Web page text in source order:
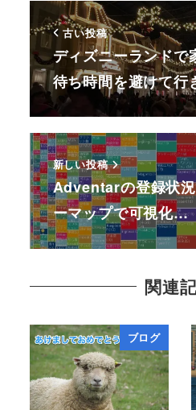
古い投稿
ディズニーランドで
待ち時間を避けて
新しい投稿
Adventarの登録状
ーマップで可視化…
関連
ブログ